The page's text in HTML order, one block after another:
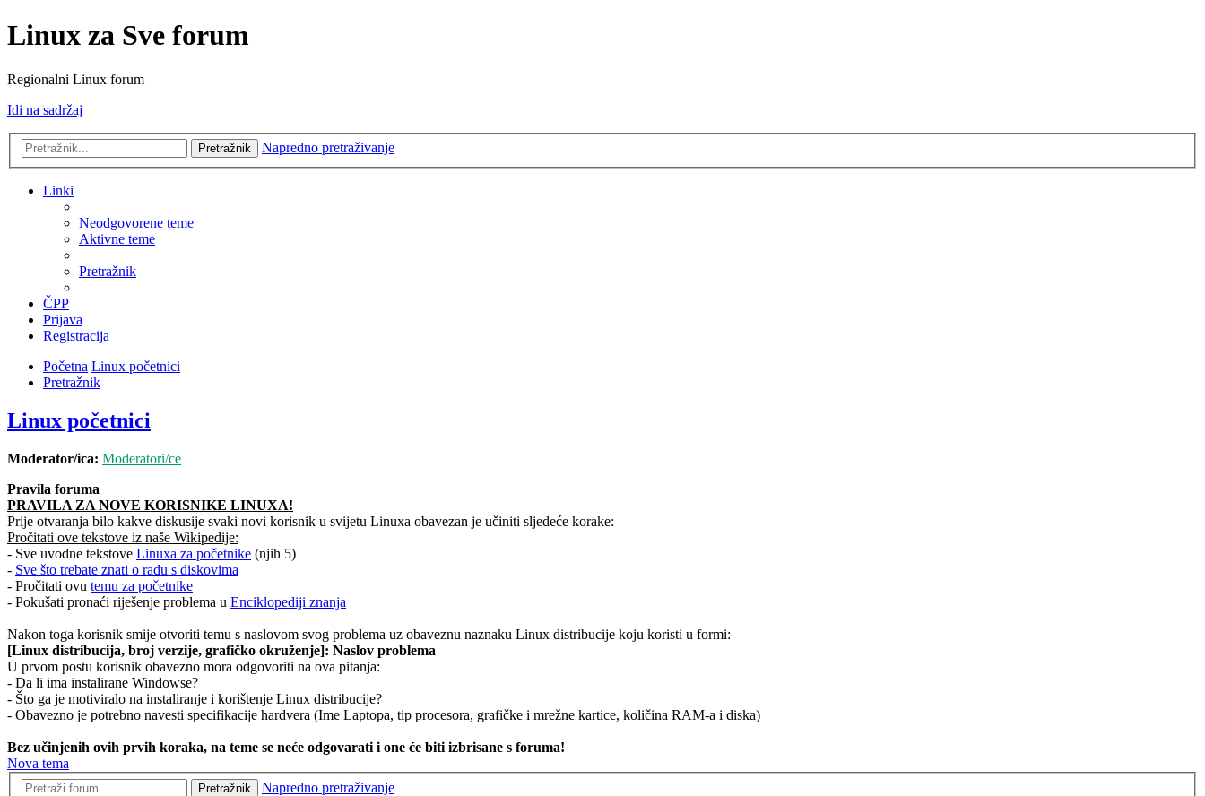
Linux za Sve forum
Regionalni Linux forum
Idi na sadržaj
Pretražnik Napredno pretraživanje
Linki
Neodgovorene teme
Aktivne teme
Pretražnik
ČPP
Prijava
Registracija
Početna Linux početnici
Pretražnik
Linux početnici
Moderator/ica: Moderatori/ce
Pravila foruma
PRAVILA ZA NOVE KORISNIKE LINUXA!
Prije otvaranja bilo kakve diskusije svaki novi korisnik u svijetu Linuxa obavezan je učiniti sljedeće korake:
Pročitati ove tekstove iz naše Wikipedije:
- Sve uvodne tekstove Linuxa za početnike (njih 5)
- Sve što trebate znati o radu s diskovima
- Pročitati ovu temu za početnike
- Pokušati pronaći riješenje problema u Enciklopediji znanja
Nakon toga korisnik smije otvoriti temu s naslovom svog problema uz obaveznu naznaku Linux distribucije koju koristi u formi:
[Linux distribucija, broj verzije, grafičko okruženje]: Naslov problema
U prvom postu korisnik obavezno mora odgovoriti na ova pitanja:
- Da li ima instalirane Windowse?
- Što ga je motiviralo na instaliranje i korištenje Linux distribucije?
- Obavezno je potrebno navesti specifikacije hardvera (Ime Laptopa, tip procesora, grafičke i mrežne kartice, količina RAM-a i diska)
Bez učinjenih ovih prvih koraka, na teme se neće odgovarati i one će biti izbrisane s foruma!
Nova tema
Pretražnik
Napredno pretraživanje